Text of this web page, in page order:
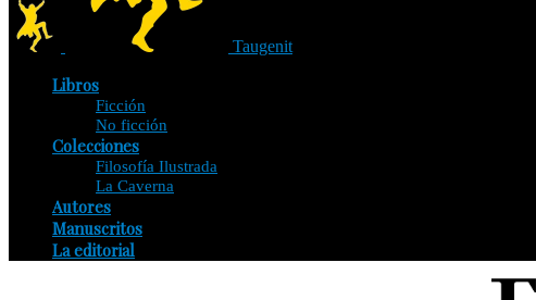
Taugenit
Libros
Ficción
No ficción
Colecciones
Filosofía Ilustrada
La Caverna
Autores
Manuscritos
La editorial